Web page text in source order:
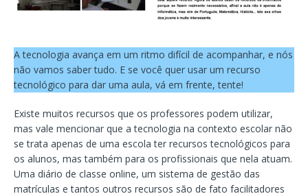
A tecnologia avança em um ritmo difícil de acompanhar, e nós
não vamos saber tudo. E se você quer usar um recurso
tecnológico para dar uma aula, vá em frente, tente!
Existe muitos recursos que os professores podem utilizar,
mas vale mencionar que a tecnologia na contexto escolar não
se trata apenas de uma escola ter recursos tecnológicos para
os alunos, mas também para os profissionais que nela atuam.
Uma diário de classe online, um sistema de gestão das
matrículas e tantos outros recursos são de fato facilitadores